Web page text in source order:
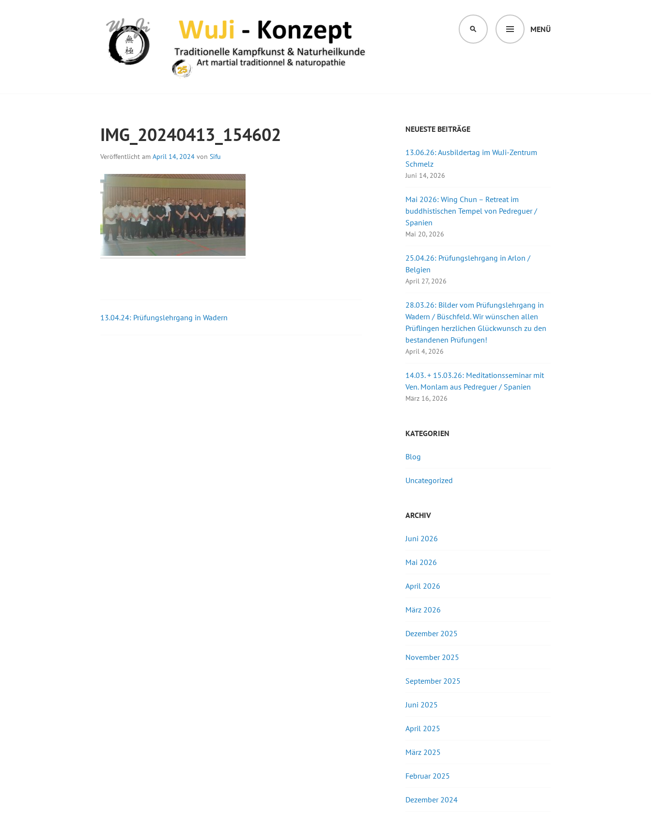
MENÜ
SUCHEN
IMG_20240413_154602
Veröffentlicht am April 14, 2024 von Sifu
Beitrags-
13.04.24: Prüfungslehrgang in Wadern
NEUESTE BEITRÄGE
13.06.26: Ausbildertag im WuJi-Zentrum
Schmelz
Juni 14, 2026
Mai 2026: Wing Chun – Retreat im
buddhistischen Tempel von Pedreguer /
Spanien
Mai 20, 2026
25.04.26: Prüfungslehrgang in Arlon /
Belgien
April 27, 2026
28.03.26: Bilder vom Prüfungslehrgang in
Wadern / Büschfeld. Wir wünschen allen
Prüflingen herzlichen Glückwunsch zu den
bestandenen Prüfungen!
April 4, 2026
14.03. + 15.03.26: Meditationsseminar mit
Ven. Monlam aus Pedreguer / Spanien
März 16, 2026
KATEGORIEN
Blog
Uncategorized
ARCHIV
Juni 2026
Mai 2026
April 2026
März 2026
Dezember 2025
November 2025
September 2025
Juni 2025
April 2025
März 2025
Februar 2025
Dezember 2024